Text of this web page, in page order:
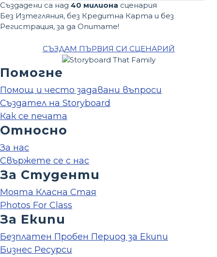
Създадени са над 40 милиона сценария
Без Изтегляния, без Кредитна Карта и без
Регистрация, за да Опитате!
СЪЗДАМ ПЪРВИЯ СИ СЦЕНАРИЙ
Помогне
Помощ и често задавани въпроси
Създател на Storyboard
Как се печата
Относно
За нас
Свържете се с нас
За Студенти
Моята Класна Стая
Photos For Class
За Екипи
Безплатен Пробен Период за Екипи
Бизнес Ресурси